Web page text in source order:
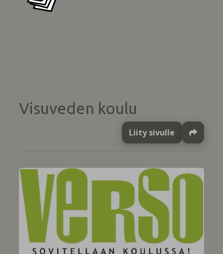
Visuveden koulu
Liity sivulle